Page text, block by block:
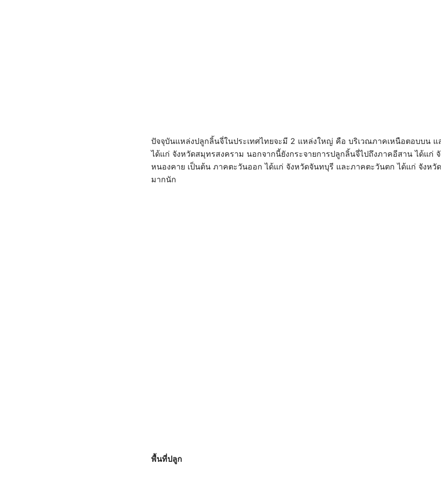
ปัจจุบันแหล่งปลูกลิ้นจี่ในประเทศไทยจะมี 2 แหล่งใหญ่ คือ บริเวณภาคเหนือตอบบน แ
ได้แก่ จังหวัดสมุทรสงคราม นอกจากนี้ยังกระจายการปลูกลิ้นจี่ไปถึงภาคอีสาน ได้แก่
หนองคาย เป็นต้น ภาคตะวันออก ได้แก่ จังหวัดจันทบุรี และภาคตะวันตก ได้แก่ จังห
มากนัก
พื้นที่ปลูก